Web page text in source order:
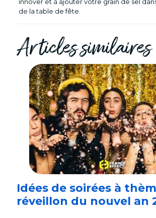
de la table de fête.
Articles similaires
Idées de soirées à
réveillon du nouvel an